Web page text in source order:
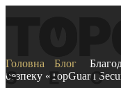
Головна Блог
безпеку «TopGuard